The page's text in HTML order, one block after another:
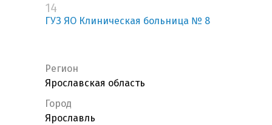
14
ГУЗ ЯО Клиническая больница № 8
Регион
Ярославская область
Город
Ярославль